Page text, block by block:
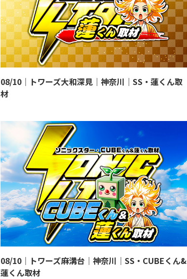
08/10｜トワーズ大和深見｜神奈川｜SS・蓮くん取
材
08/10｜トワーズ麻溝台｜神奈川｜SS・CUBEくん&
蓮くん取材